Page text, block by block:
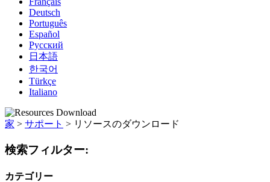
Deutsch
Português
Español
Русский
日本語
한국어
Türkçe
Italiano
家 > サポート > リソースのダウンロード
検索フィルター:
カテゴリー